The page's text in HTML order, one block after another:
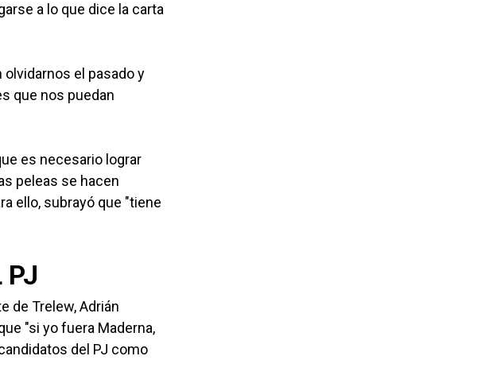
a lo que dice la carta
el pasado y
que nos puedan
es necesario lograr
peleas se hacen
ello, subrayó que "tiene
PJ
de Trelew, Adrián
"si yo fuera Maderna,
del PJ como